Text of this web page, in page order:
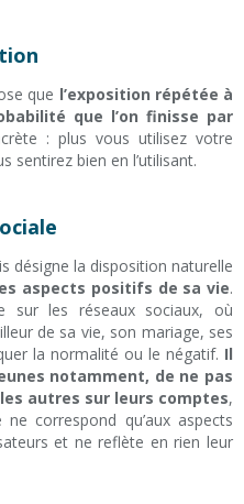
que l’exposition répétée à
que l’on finisse par
: plus vous utilisez votre
sentirez bien en l’utilisant.
désigne la disposition naturelle
aspects positifs de sa vie.
sur les réseaux sociaux, où
de sa vie, son mariage, ses
la normalité ou le négatif. Il
notamment, de ne pas
autres sur leurs comptes,
correspond qu’aux aspects
et ne reflète en rien leur